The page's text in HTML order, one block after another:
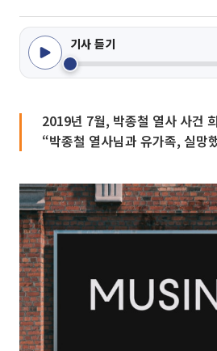
기사 듣기
2019년 7월, 박종철 열사 사건
“박종철 열사님과 유가족, 실망